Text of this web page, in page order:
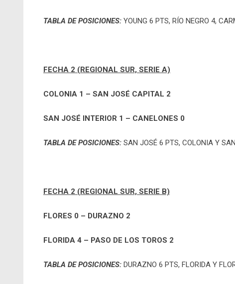
TABLA DE POSICIONES: YOUNG 6 PTS, RÍO NEGRO 4,
FECHA 2 (REGIONAL SUR, SERIE A)
COLONIA 1 – SAN JOSÉ CAPITAL 2
SAN JOSÉ INTERIOR 1 – CANELONES 0
TABLA DE POSICIONES: SAN JOSÉ 6 PTS, COLONIA Y
FECHA 2 (REGIONAL SUR, SERIE B)
FLORES 0 – DURAZNO 2
FLORIDA 4 – PASO DE LOS TOROS 2
TABLA DE POSICIONES: DURAZNO 6 PTS, FLORIDA Y